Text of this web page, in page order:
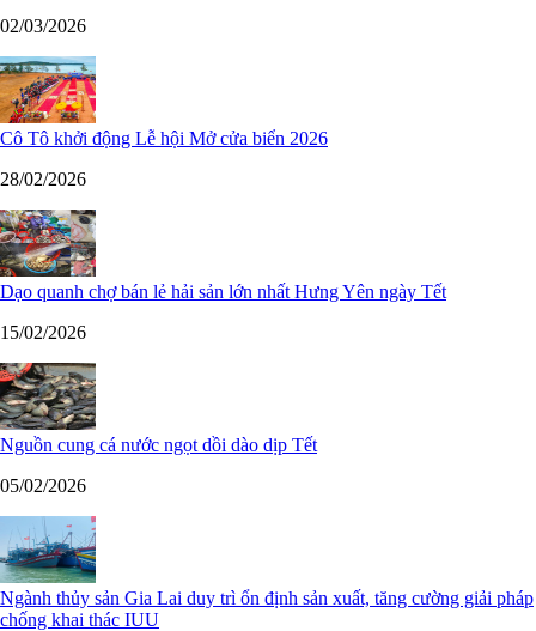
02/03/2026
Cô Tô khởi động Lễ hội Mở cửa biển 2026
28/02/2026
Dạo quanh chợ bán lẻ hải sản lớn nhất Hưng Yên ngày Tết
15/02/2026
Nguồn cung cá nước ngọt dồi dào dịp Tết
05/02/2026
Ngành thủy sản Gia Lai duy trì ổn định sản xuất, tăng cường giải pháp
chống khai thác IUU